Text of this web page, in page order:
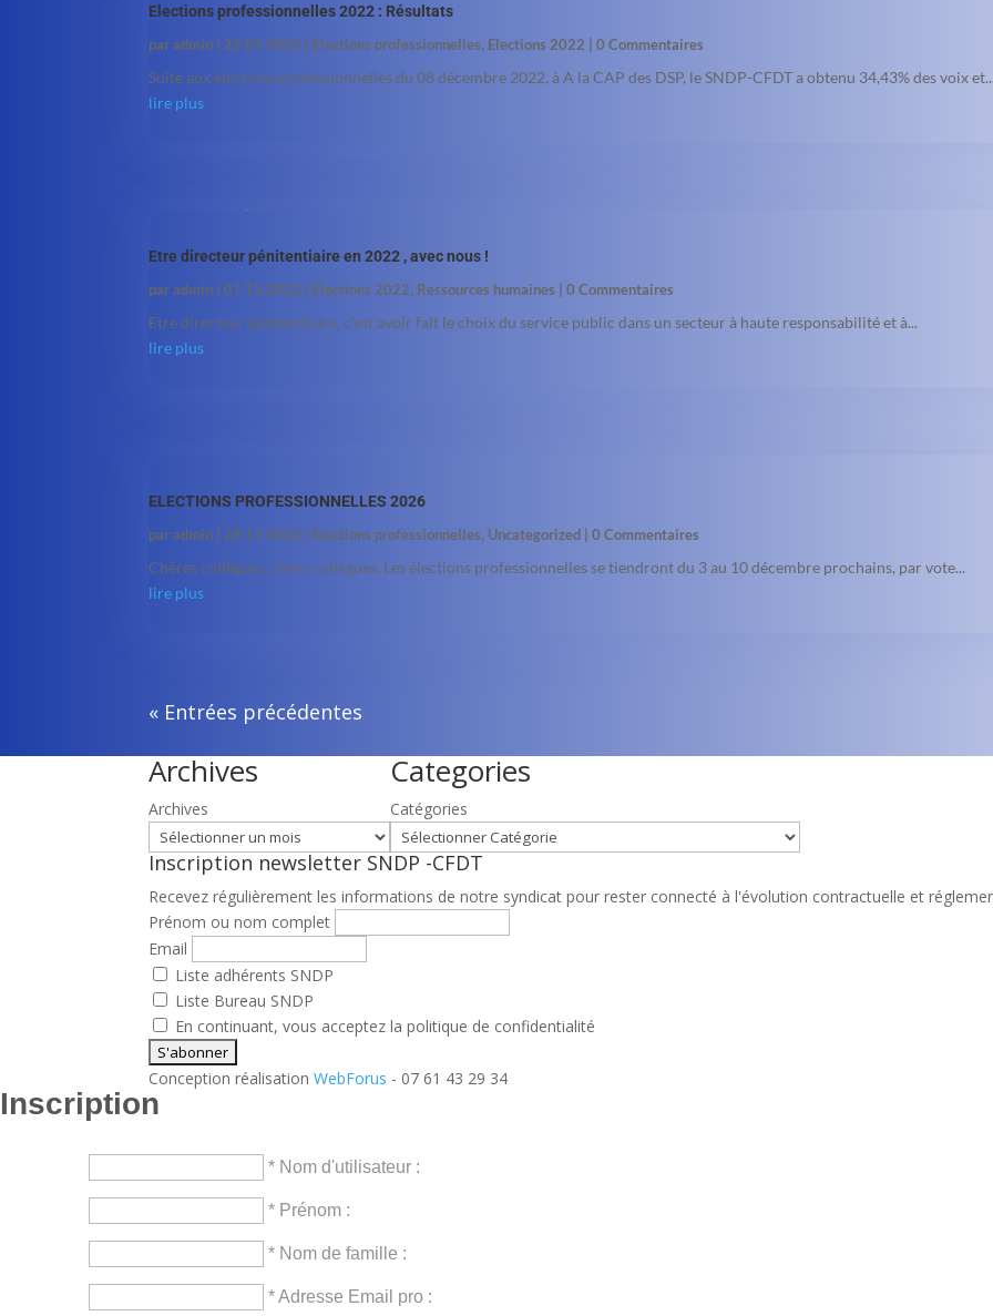
Elections professionnelles 2022 : Résultats
paradmin 23 01 2023 Elections professionnelles, Elections 2022 | 0 Commentaires
Suite aux élections professionnelles du 08 décembre 2022, à A la CAP des DSP, le SNDP-CFDT a obtenu 34,43% des voix
lire plus
Etre directeur pénitentiaire en 2022 , avec nous !
paradmin |01 12 2022 Elections 2022, Ressources humaines | 0 Commentaires
Etre directeur pénitentiaire, c’est avoir fait le choix du service public dans un secteur à haute responsabilité et à...
lire plus
ELECTIONS PROFESSIONNELLES 2026
paradmin 28 11 2022 Elections professionnelles, Uncategorized | 0 Commentaires
Chères collègues, chers collègues, Les élections professionnelles se tiendront du 3 au 10 décembre prochains, par vote...
lire plus
« Entrées précédentes
Archives
Archives
Categories
Catégories
Inscription newsletter SNDP -CFDT
Recevez régulièrement les informations de notre syndicat pour rester connecté à l'évolution contractuelle et
Prénom ou nom complet
Email
Liste adhérents SNDP
Liste Bureau SNDP
En continuant, vous acceptez la politique de confidentialité
Conception réalisationWebForus - 07 61 43 29 34
Inscription
* Nom d'utilisateur :
* Prénom :
* Nom de famille :
* Adresse Email pro :